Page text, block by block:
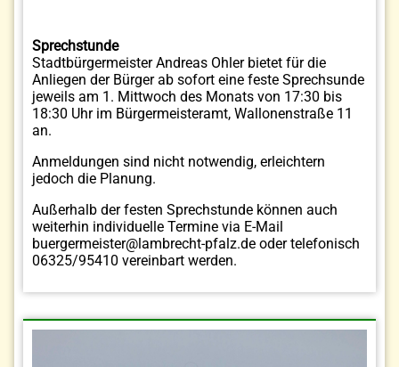
Sprechstunde
Stadtbürgermeister Andreas Ohler bietet für die
Anliegen der Bürger ab sofort eine feste Sprechsunde
jeweils am 1. Mittwoch des Monats von 17:30 bis
18:30 Uhr im Bürgermeisteramt, Wallonenstraße 11
an.
Anmeldungen sind nicht notwendig, erleichtern
jedoch die Planung.
Außerhalb der festen Sprechstunde können auch
weiterhin individuelle Termine via E-Mail
buergermeister@lambrecht-pfalz.de oder telefonisch
06325/95410 vereinbart werden.